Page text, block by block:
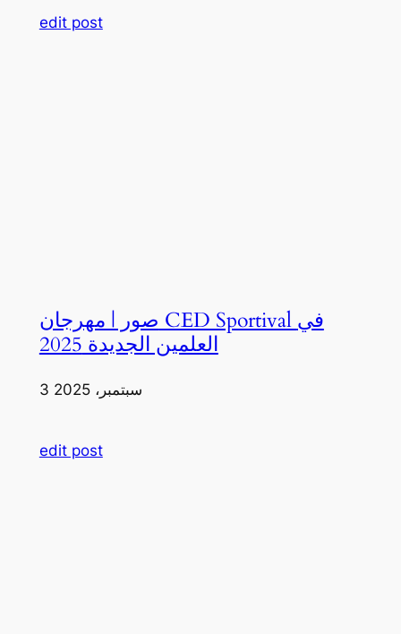
edit post
صور | مهرجان CED Sportival في
العلمين الجديدة 2025
3 سبتمبر، 2025
edit post